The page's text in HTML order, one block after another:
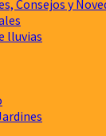
Consejos y
lluvias